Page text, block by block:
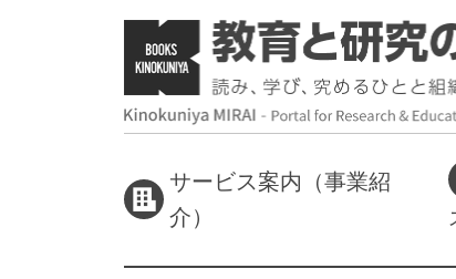
サービス案内（事業紹
介）